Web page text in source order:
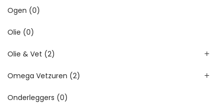
Ogen (0)
Olie (0)
Olie & Vet (2)
Omega Vetzuren (2)
Onderleggers (0)